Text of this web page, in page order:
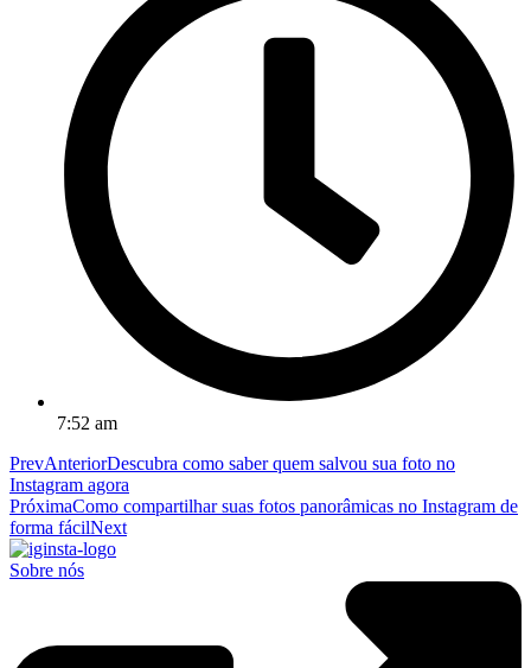
7:52 am
PrevAnteriorDescubra como saber quem salvou sua foto no
Instagram agora
PróximaComo compartilhar suas fotos panorâmicas no Instagram de
forma fácilNext
Sobre nós